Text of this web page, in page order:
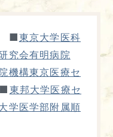
■東京大学医科
究会有明病院
機構東京医療セ
東邦大学医療セ
学医学部附属順